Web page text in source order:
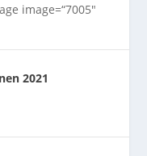
image=“7005″
2021